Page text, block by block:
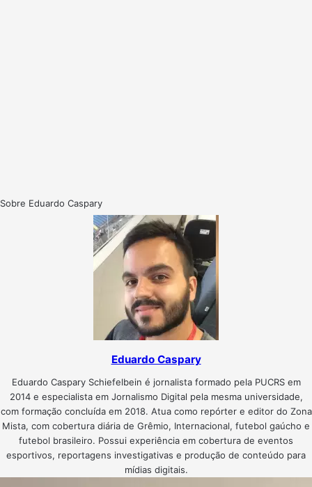
Sobre Eduardo Caspary
Eduardo Caspary
Eduardo Caspary Schiefelbein é jornalista formado pela PUCRS em
2014 e especialista em Jornalismo Digital pela mesma universidade,
com formação concluída em 2018. Atua como repórter e editor do Zona
Mista, com cobertura diária de Grêmio, Internacional, futebol gaúcho e
futebol brasileiro. Possui experiência em cobertura de eventos
esportivos, reportagens investigativas e produção de conteúdo para
mídias digitais.